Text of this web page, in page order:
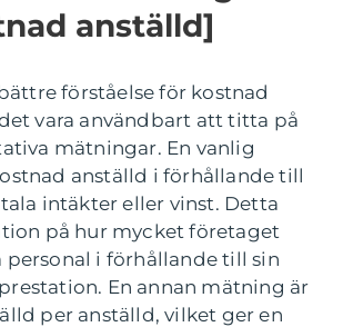
anställd]
förståelse för kostnad
vara användbart att titta på
mätningar. En vanlig
anställd i förhållande till
intäkter eller vinst. Detta
på hur mycket företaget
personal i förhållande till sin
En annan mätning är
per anställd, vilket ger en